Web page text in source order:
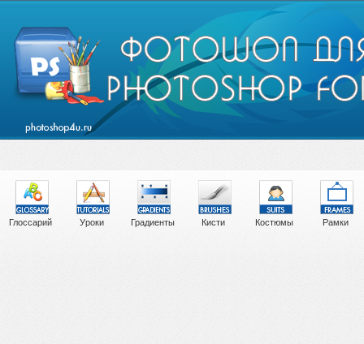
Глоссарий Уроки Градиенты Кисти Костюмы Рамки